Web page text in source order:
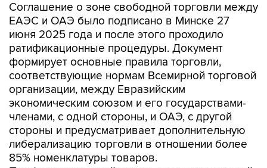
Соглашение о зоне свободной торговли между
ЕАЭС и ОАЭ было подписано в Минске 27
июня 2025 года и после этого проходило
ратификационные процедуры. Документ
формирует основные правила торговли,
соответствующие нормам Всемирной торговой
организации, между Евразийским
экономическим союзом и его государствами-
членами, с одной стороны, и ОАЭ, с другой
стороны и предусматривает дополнительную
либерализацию торговли в отношении более
85% номенклатуры товаров.